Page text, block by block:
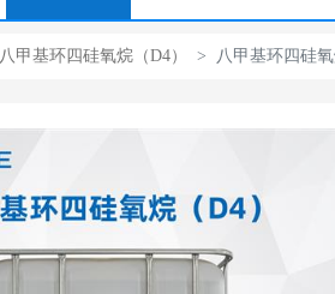
八甲基环四硅氧烷（D4） 八甲基环四硅